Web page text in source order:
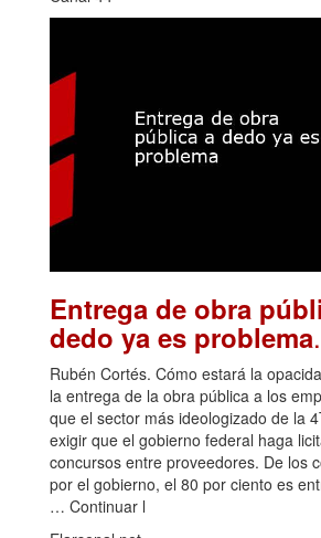
Entrega de obra
dedo ya es problema
Rubén Cortés. Cómo estará la
la entrega de la obra pública a los
que el sector más ideologizado de la
exigir que el gobierno federal haga
concursos entre proveedores. De los
por el gobierno, el 80 por ciento es
… Continuar l